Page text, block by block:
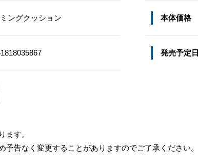
ングクッション 本体価格
発売予定日
ます。
予告なく変更することがありますのでご了承ください。